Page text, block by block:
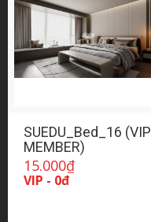
SUEDU_Bed_16 (VIP
MEMBER)
15.000₫
VIP - 0đ